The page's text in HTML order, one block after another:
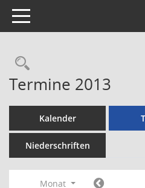
Toggle navigation
Rechercheauswahl
Termine 2013
Kalender
Niederschriften
Monat